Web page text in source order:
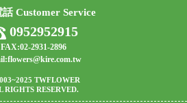
Customer Service
0952952915
FAX:02-2931-2896
TWFLOWER
RIGHTS RESERVED.